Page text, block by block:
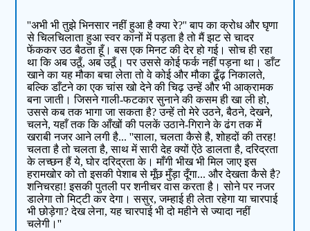
''अभी भी तुझे भिनसार नहीं हुआ है क्या रे?'' बाप का क्रोध और घृणा
से चिलचिलाता हुआ स्वर कानों में पड़ता है तो मैं झट से चादर
फेंककर उठ बैठता हूँ। बस एक मिनट की देर हो गई। सोच ही रहा
था कि अब उठूँ, अब उठूँ। पर उससे कोई फर्क नहीं पड़ना था। डाँट
खाने का यह मौका बचा लेता तो वे कोई और मौका ढूँढ़ निकालते,
बल्कि डाँटने का एक चांस खो देने की चिढ़ उन्हें और भी आक्रामक
बना जाती। जिसने गाली-फटकार सुनाने की कसम ही खा ली हो,
उससे कब तक भागा जा सकता है? उन्हें तो मेरे उठने, बैठने, देखने,
चलने, यहाँ तक कि आँखों की पलकें उठाने-गिराने के ढंग तक में
खराबी नजर आने लगी है... ''साला, चलता कैसे है, शोहदों की तरह!
चलता है तो चलता है, साथ में सारी देह क्यों ऐंठे डालता है, दरिद्रता
के लच्छन हैं ये, घोर दरिद्रता के। माँगी भीख भी मिल जाए इस
हरामखोर को तो इसकी पेशाब से मूँछ मुँड़ा दूँगा... और देखता कैसे है?
शनिचरहा! इसकी पुतली पर शनीचर वास करता है। सोने पर नजर
डालेगा तो मिट्‌टी कर देगा। ससुर, जम्हाई ही लेता रहेगा या चारपाई
भी छोड़ेगा? देख लेना, यह चारपाई भी दो महीने से ज्यादा नहीं
चलेगी।''